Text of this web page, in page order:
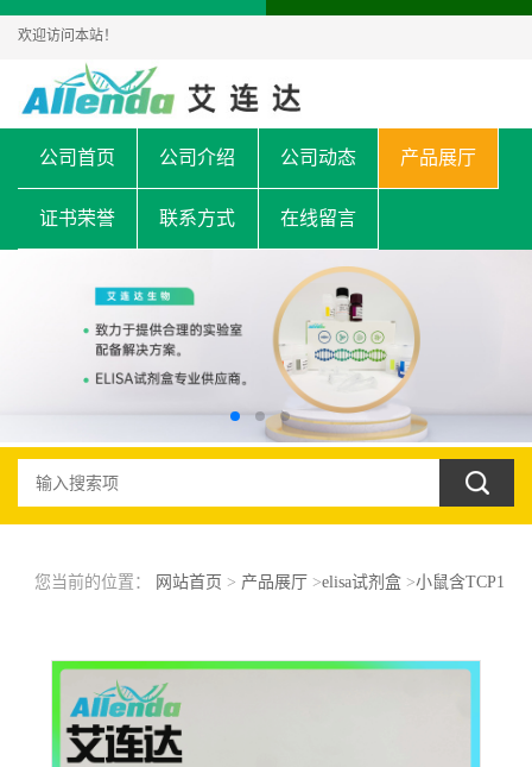
欢迎访问本站！
公司首页 公司介绍 公司动态 产品展厅
证书荣誉 联系方式 在线留言
您当前的位置： 网站首页 > 产品展厅 >elisa试剂盒>小鼠含TCP1